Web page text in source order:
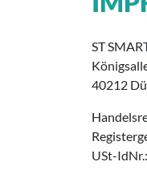
ST
40212
USt-